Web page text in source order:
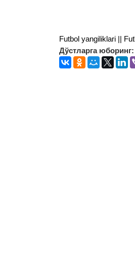
Futbol yangiliklari ||
Дўстларга юборинг: